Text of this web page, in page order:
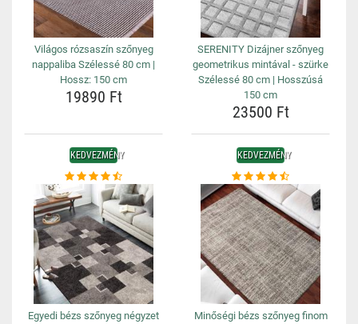
Világos rózsaszín szőnyeg
nappaliba Szélessé 80 cm |
Hossz: 150 cm
19890 Ft
SERENITY Dizájner szőnyeg
geometrikus mintával - szürke
Szélessé 80 cm | Hosszúsá
150 cm
23500 Ft
KEDVEZMÉNY
Egyedi bézs szőnyeg négyzet
KEDVEZMÉNY
Minőségi bézs szőnyeg finom